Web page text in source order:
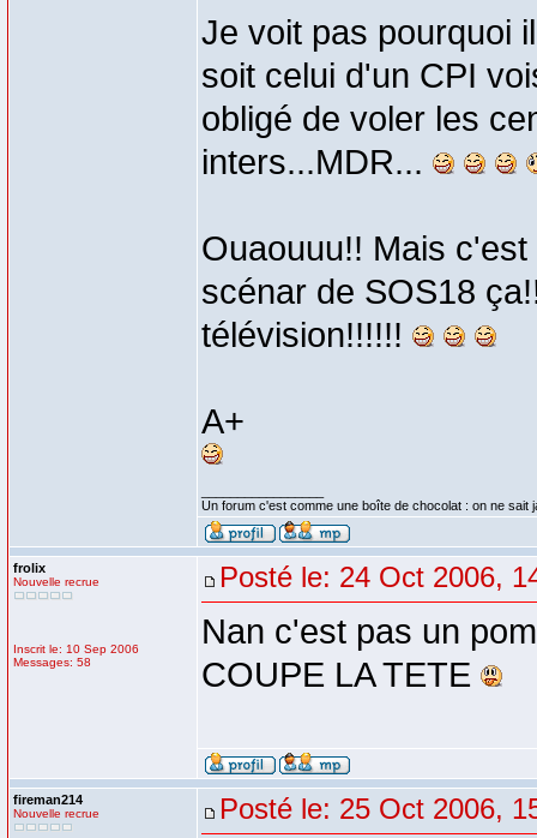
Je voit pas pourquoi
soit celui d'un CPI
obligé de voler les
inters...MDR...
Ouaouuu!! Mais
scénar de SOS18
télévision!!!!!!
A+
Un forum c'est comme une boîte de chocolat : on ne sait
frolix
Nouvelle recrue
Inscrit le: 10 Sep 2006
Messages: 58
Posté le: 24 Oct 2006,
Nan c'est pas un
COUPE LA TETE
fireman214
Nouvelle recrue Posté le: 25 Oct 2006,